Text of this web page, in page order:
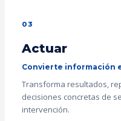
03
Actuar
Convierte información
Transforma resultados,
decisiones concretas de
intervención.